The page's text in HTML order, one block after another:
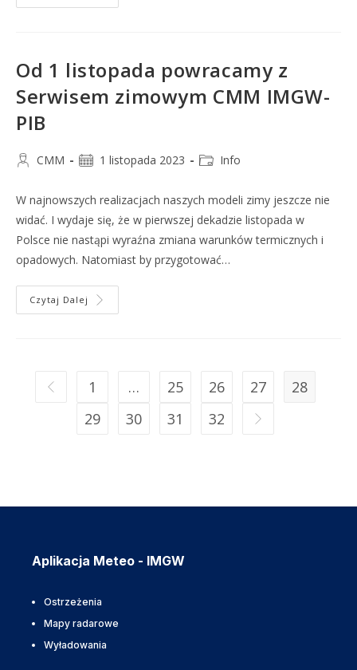
Od 1 listopada powracamy z
Serwisem zimowym CMM IMGW-
PIB
CMM 1 listopada 2023 Info
W najnowszych realizacjach naszych modeli zimy jeszcze nie
widać. I wydaje się, że w pierwszej dekadzie listopada w
Polsce nie nastąpi wyraźna zmiana warunków termicznych i
opadowych. Natomiast by przygotować…
Czytaj Dalej
1 … 25 26 27
28
29
30 31 32
Aplikacja Meteo - IMGW
Ostrzeżenia
Mapy radarowe
Wyładowania